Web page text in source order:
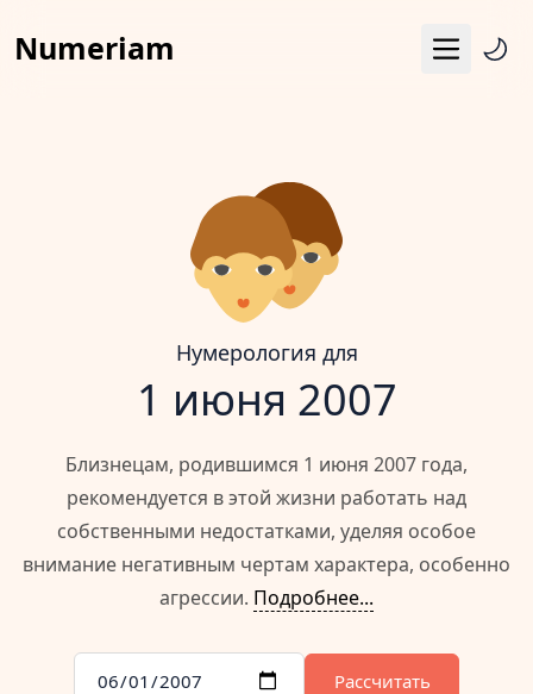
Numeriam Меню
Матрица судьбы
Гороскоп
Календарь
Нумерология для
1 июня 2007
Близнецам, родившимся 1 июня 2007 года,
рекомендуется в этой жизни работать над
собственными недостатками, уделяя особое
внимание негативным чертам характера, особенно
агрессии. Подробнее...
Рассчитать